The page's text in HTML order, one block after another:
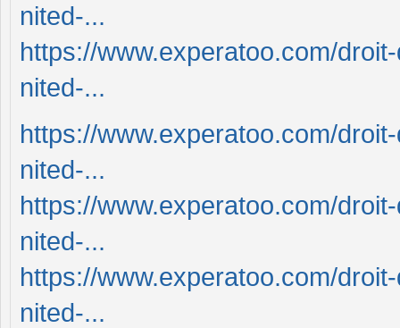
nited-...
https://www.experatoo.com/
nited-...
https://www.experatoo.com/
nited-...
https://www.experatoo.com/
nited-...
https://www.experatoo.com/
nited-...